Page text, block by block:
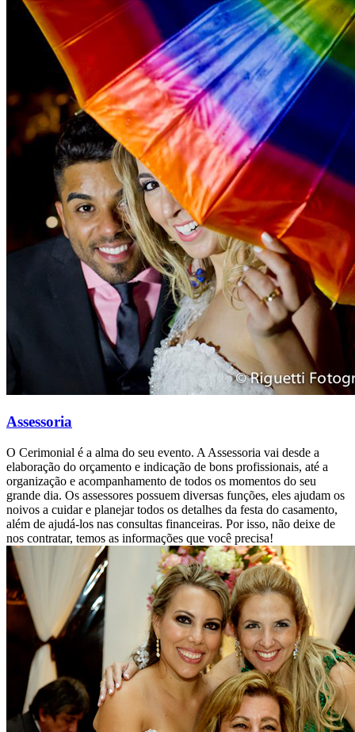
Assessoria
O Cerimonial é a alma do seu evento. A Assessoria vai desde a
elaboração do orçamento e indicação de bons profissionais, até a
organização e acompanhamento de todos os momentos do seu
grande dia. Os assessores possuem diversas funções, eles ajudam os
noivos a cuidar e planejar todos os detalhes da festa do casamento,
além de ajudá-los nas consultas financeiras. Por isso, não deixe de
nos contratar, temos as informações que você precisa!